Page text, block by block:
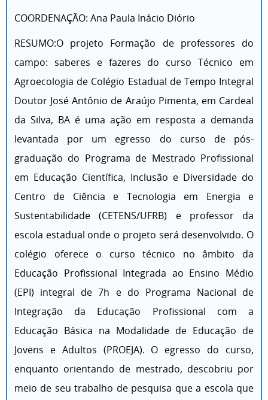
COORDENAÇÃO: Ana Paula Inácio Diório
RESUMO:O projeto Formação de professores do
campo: saberes e fazeres do curso Técnico em
Agroecologia de Colégio Estadual de Tempo Integral
Doutor José Antônio de Araújo Pimenta, em Cardeal
da Silva, BA é uma ação em resposta a demanda
levantada por um egresso do curso de pós-
graduação do Programa de Mestrado Profissional
em Educação Científica, Inclusão e Diversidade do
Centro de Ciência e Tecnologia em Energia e
Sustentabilidade (CETENS/UFRB) e professor da
escola estadual onde o projeto será desenvolvido. O
colégio oferece o curso técnico no âmbito da
Educação Profissional Integrada ao Ensino Médio
(EPI) integral de 7h e do Programa Nacional de
Integração da Educação Profissional com a
Educação Básica na Modalidade de Educação de
Jovens e Adultos (PROEJA). O egresso do curso,
enquanto orientando de mestrado, descobriu por
meio de seu trabalho de pesquisa que a escola que